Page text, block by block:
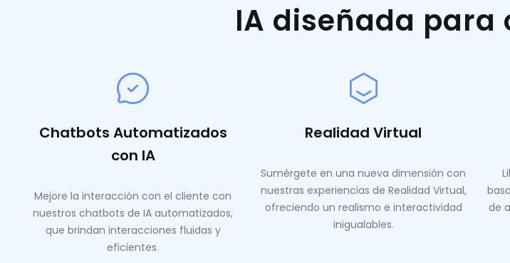
IA diseñada para
Chatbots Automatizados
con IA
Mejore la interacción con el cliente con
nuestros chatbots de IA automatizados,
que brindan interacciones fluidas y
eficientes.
Realidad Virtual
Sumérgete en una nueva dimensión con
nuestras experiencias de Realidad Virtual,
ofreciendo un realismo e interactividad
inigualables.
de